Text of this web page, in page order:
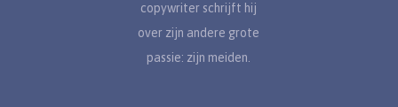
copywriter schrijft hij
over zijn andere grote
passie: zijn meiden.